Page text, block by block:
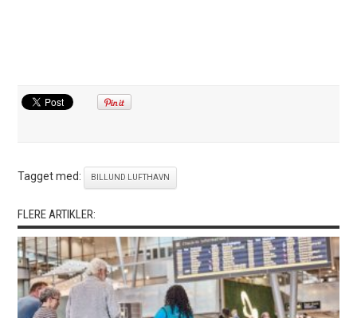
Tagget med: BILLUND LUFTHAVN
FLERE ARTIKLER: